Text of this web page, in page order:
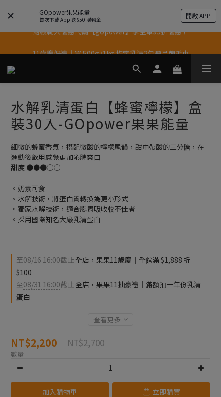
GOpower果果能量
首次下載 App 送 $50 購物金 開啟 APP
結帳輸入優惠代碼【gopower】享全單95折優惠！
果果11歲慶｜App 下單享 5% 購物金回饋
水解乳清蛋白【蜂蜜檸檬】盒
裝30入-GOpower果果能量
細微的蜂蜜香氣，搭配微酸的檸檬尾韻，甜中帶酸的三分糖，在
運動後飲用感覺更加沁脾爽口
甜度 ●●●○○
。奶素可食
。水解技術，將蛋白質轉換為更小形式
。獨家水解技術，適合腸胃吸收較不佳者
。採用國際知名大廠乳清蛋白
至08/16 16:00截止 全店，果果11歲慶｜全館滿 $1,888 折
$100
至08/31 16:00截止 全店，果果11抽豪禮｜滿額抽一年份乳清
蛋白
查看更多
NT$2,200 NT$2,700
數量
加入購物車 立即購買